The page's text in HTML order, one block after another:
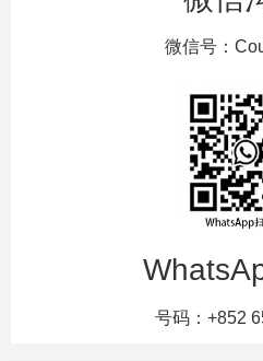
微信号：
号码：+852